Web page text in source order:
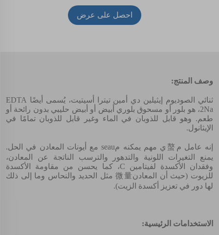
احصل على عرض
وصف المنتج:
ثنائي الصوديوم إيثيلين دي أمين تيترا أسيتيت، يُسمى أيضًا EDTA
2Na، هو بلور أو مسحوق بلوري أبيض أو أبيض حليبي بدون رائحة أو
طعم. وهو قابل للذوبان في الماء وغير قابل للذوبان تمامًا في
الإيثانول.
إنه عامل م螯ي مهم يمكنه مseau مع أيونات المعادن في الحل.
يمنع التغيرات اللونية والتدهور والترسب الناتجة عن المعادن،
وفقدان الأكسدة لفيتامين C، كما يحسن من مقاومة الأكسدة
للزيوت (حيث أن المعادن微量 مثل الحديد والنحاس وما إلى ذلك
لها دور في تعزيز أكسدة الزيت).
الاستخدامات الرئيسية: